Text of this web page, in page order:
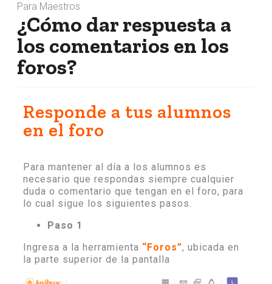
Para Maestros
¿Cómo dar respuesta a
los comentarios en los
foros?
Responde a tus alumnos
en el foro
Para mantener al día a los alumnos es
necesario que respondas siempre cualquier
duda o comentario que tengan en el foro, para
lo cual sigue los siguientes pasos.
Paso 1
Ingresa a la herramienta “Foros”, ubicada en
la parte superior de la pantalla